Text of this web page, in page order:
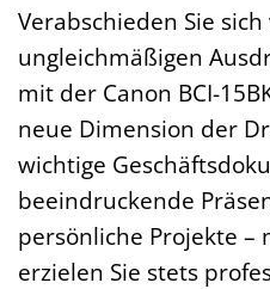
Verabschieden Sie
ungleichmäßigen
mit der Canon BCI-
neue Dimension der
wichtige
beeindruckende
persönliche Projekte –
erzielen Sie stets